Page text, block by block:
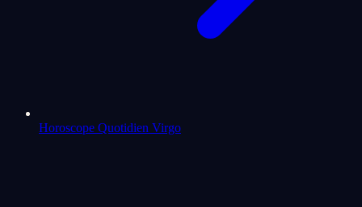
Horoscope Quotidien Virgo